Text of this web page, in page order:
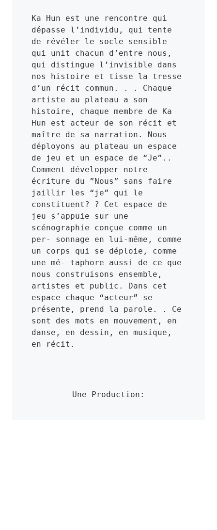
Ka Hun est une rencontre qui
dépasse l’individu, qui tente
de révéler le socle sensible
qui unit chacun d’entre nous,
qui distingue l’invisible dans
nos histoire et tisse la tresse
d’un récit commun. . . Chaque
artiste au plateau a son
histoire, chaque membre de Ka
Hun est acteur de son récit et
maître de sa narration. Nous
déployons au plateau un espace
de jeu et un espace de “Je”..
Comment développer notre
écriture du ”Nous” sans faire
jaillir les “je” qui le
constituent? ? Cet espace de
jeu s’appuie sur une
scénographie conçue comme un
per- sonnage en lui-même, comme
un corps qui se déploie, comme
une mé- taphore aussi de ce que
nous construisons ensemble,
artistes et public. Dans cet
espace chaque “acteur” se
présente, prend la parole. . Ce
sont des mots en mouvement, en
danse, en dessin, en musique,
en récit.
Une Production: